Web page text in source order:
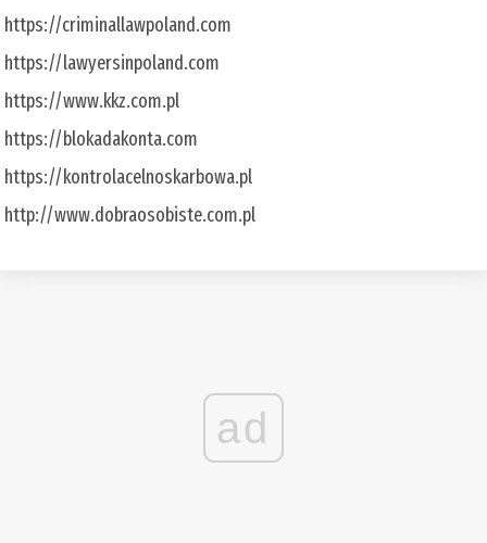
https://criminallawpoland.com
https://lawyersinpoland.com
https://www.kkz.com.pl
https://blokadakonta.com
https://kontrolacelnoskarbowa.pl
http://www.dobraosobiste.com.pl
ad